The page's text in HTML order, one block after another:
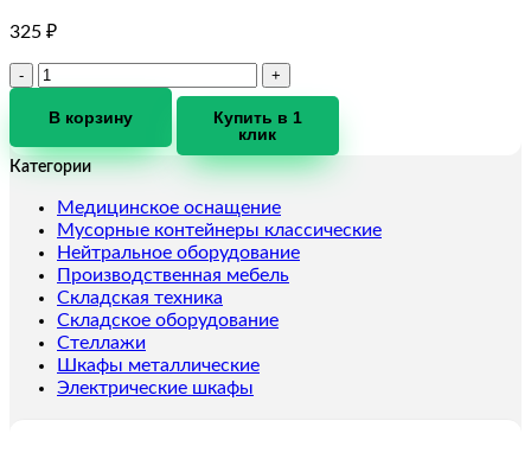
325 ₽
Количество
Лента
300
45000кг
(оранжевый)
В корзину
Купить в 1
клик
Категории
Медицинское оснащение
Мусорные контейнеры классические
Нейтральное оборудование
Производственная мебель
Складская техника
Складское оборудование
Стеллажи
Шкафы металлические
Электрические шкафы